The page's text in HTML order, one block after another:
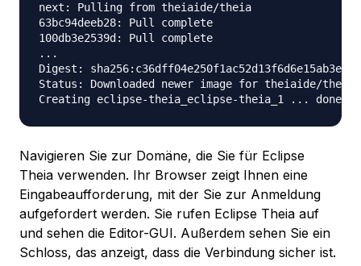
next: Pulling from theiaide/theia
63bc94deeb28: Pull complete
100db3e2539d: Pull complete
...
Digest:
Status: Downloaded newer image for theiaide/
Navigieren Sie zur Domäne, die Sie für Eclipse
Theia verwenden. Ihr Browser zeigt Ihnen eine
Eingabeaufforderung, mit der Sie zur Anmeldung
aufgefordert werden. Sie rufen Eclipse Theia auf
und sehen die Editor-GUI. Außerdem sehen Sie ein
Schloss, das anzeigt, dass die Verbindung sicher ist.